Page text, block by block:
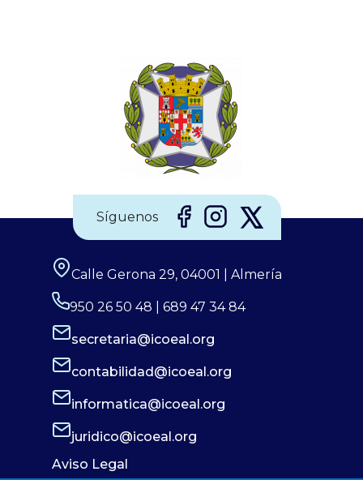
Síguenos
Calle Gerona 29, 04001 | Almería
950 26 50 48 | 689 47 34 84
secretaria@icoeal.org
contabilidad@icoeal.org
informatica@icoeal.org
juridico@icoeal.org
Aviso Legal